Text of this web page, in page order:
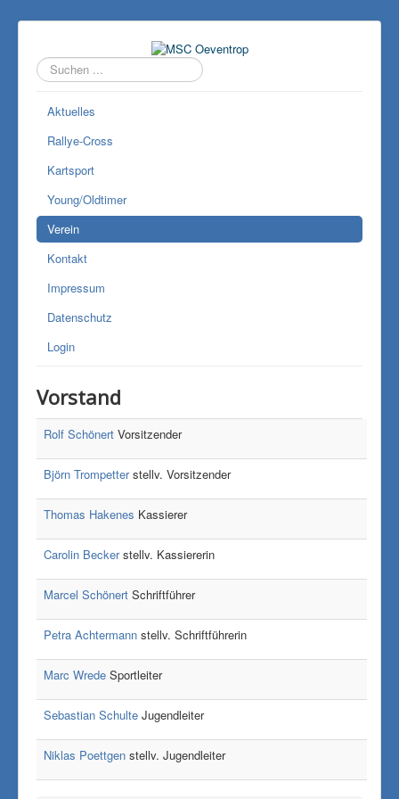
Suchen
...
Aktuelles
Rallye-Cross
Kartsport
Young/Oldtimer
Verein
Kontakt
Impressum
Datenschutz
Login
Vorstand
Rolf Schönert Vorsitzender
Björn Trompetterstellv. Vorsitzender
Thomas Hakenes Kassierer
Carolin Beckerstellv. Kassiererin
Marcel Schönert Schriftführer
Petra Achtermann stellv. Schriftführerin
Marc Wrede Sportleiter
Sebastian Schulte Jugendleiter
Niklas Poettgen stellv. Jugendleiter